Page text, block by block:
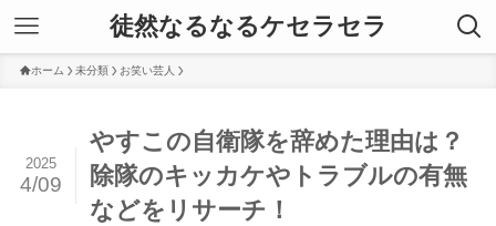
徒然なるなるケセラセラ
ホーム 未分類 お笑い芸人
やすこの自衛隊を辞めた理由は？
除隊のキッカケやトラブルの有無
などをリサーチ！
2025
4/09